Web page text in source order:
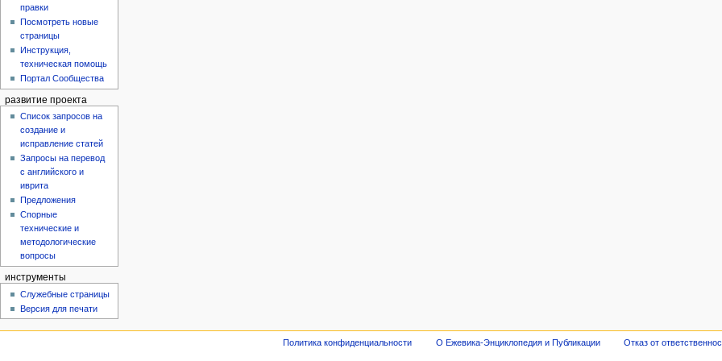
правки
Посмотреть новые
страницы
Инструкция,
техническая помощь
Портал Сообщества
развитие проекта
Список запросов на
создание и
исправление статей
Запросы на перевод
с английского и
иврита
Предложения
Спорные
технические и
методологические
вопросы
инструменты
Служебные страницы
Версия для печати
Политика конфиденциальности О Ежевика-Энциклопедия и Публикации Отказ от